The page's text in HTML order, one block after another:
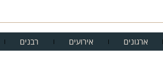
ארגונים אירועים רבנים